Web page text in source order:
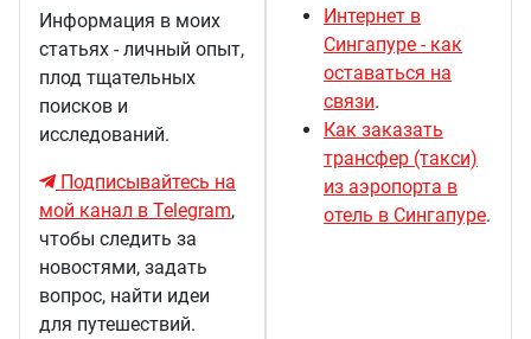
Информация в моих
статьях - личный опыт,
плод тщательных
поисков и
исследований.
Подписывайтесь на
мой канал в Telegram,
чтобы следить за
новостями, задать
вопрос, найти идеи
для путешествий.
Интернет в
Сингапуре - как
оставаться на
связи.
Как заказать
трансфер (такси)
из аэропорта в
отель в Сингапуре.